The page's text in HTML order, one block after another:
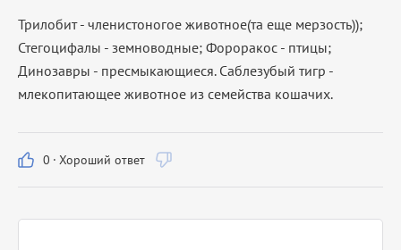
Трилобит - членистоногое животное(та еще мерзость));
Стегоцифалы - земноводные; Фороракос - птицы;
Динозавры - пресмыкающиеся. Саблезубый тигр -
млекопитающее животное из семейства кошачих.
0 · Хороший ответ